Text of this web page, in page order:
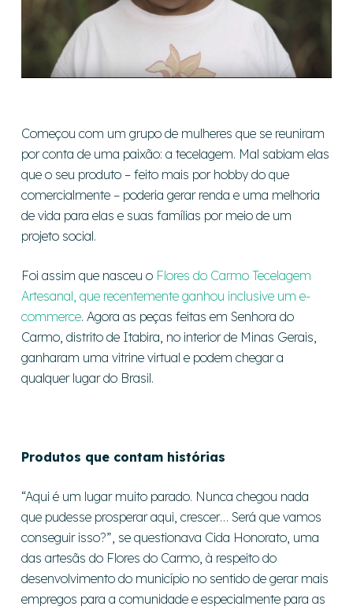
Começou com um grupo de mulheres que se reuniram
por conta de uma paixão: a tecelagem. Mal sabiam elas
que o seu produto – feito mais por hobby do que
comercialmente – poderia gerar renda e uma melhoria
de vida para elas e suas famílias por meio de um
projeto social.
Foi assim que nasceu o Flores do Carmo Tecelagem
Artesanal, que recentemente ganhou inclusive um e-
commerce. Agora as peças feitas em Senhora do
Carmo, distrito de Itabira, no interior de Minas Gerais,
ganharam uma vitrine virtual e podem chegar a
qualquer lugar do Brasil.
Produtos que contam histórias
“Aqui é um lugar muito parado. Nunca chegou nada
que pudesse prosperar aqui, crescer… Será que vamos
conseguir isso?”, se questionava Cida Honorato, uma
das artesãs do Flores do Carmo, à respeito do
desenvolvimento do município no sentido de gerar mais
empregos para a comunidade e especialmente para as